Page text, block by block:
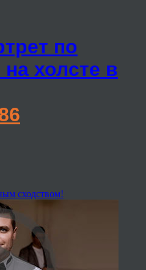
по
холсте в
сходством!